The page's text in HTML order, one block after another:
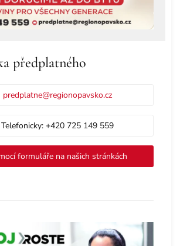
předplatného
predplatne@regionopavsko.cz
Telefonicky: +420 725 149 559
formuláře na našich stránkách